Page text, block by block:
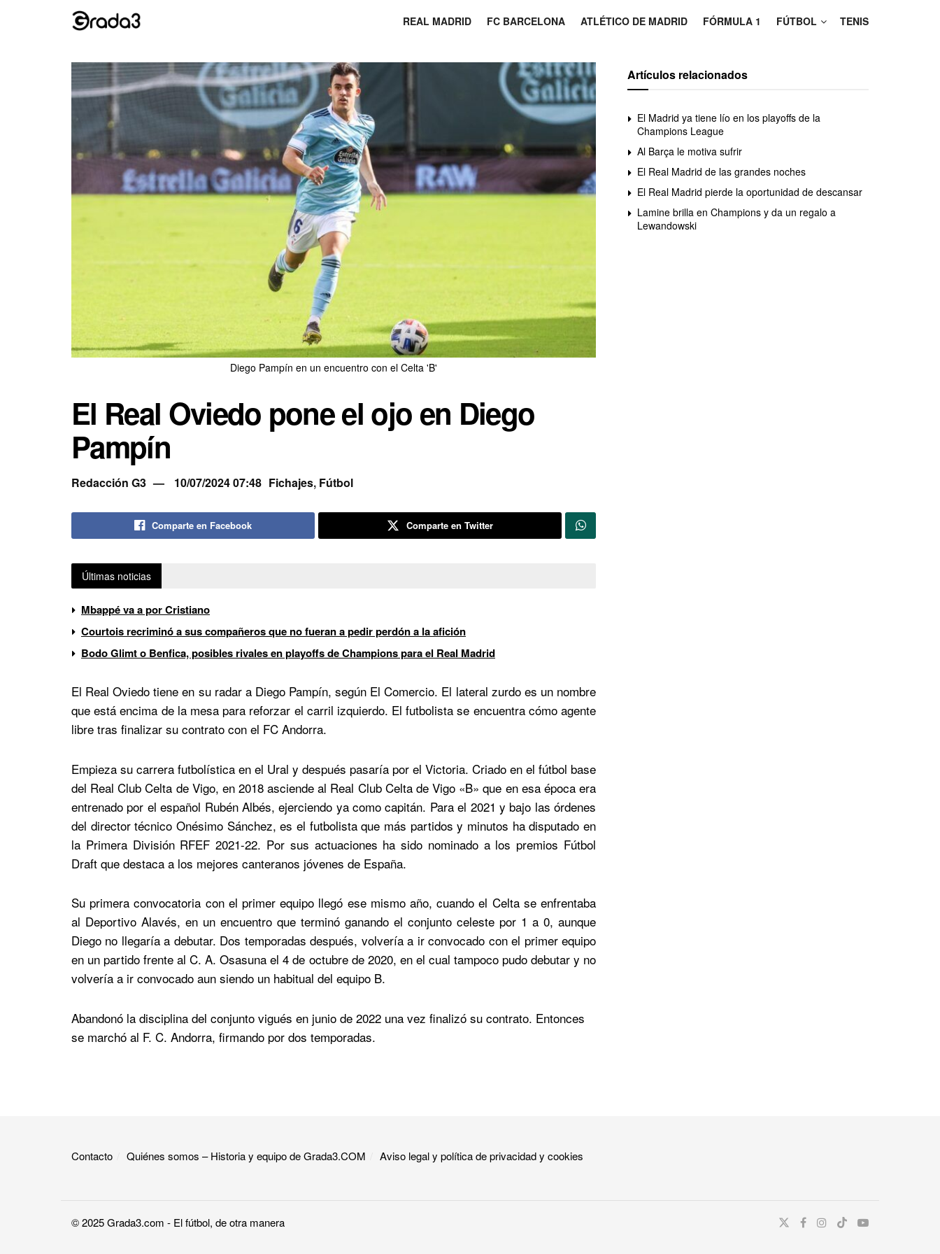
REAL MADRID FC BARCELONA ATLÉTICO DE MADRID FÓRMULA 1 FÚTBOL TENIS
Diego Pampín en un encuentro con el Celta 'B'
El Real Oviedo pone el ojo en Diego
Pampín
Redacción G3 10/07/2024 07:48 Fichajes, Fútbol
Comparte en Facebook Comparte en Twitter
Últimas noticias
Mbappé va a por Cristiano
Courtois recriminó a sus compañeros que no fueran a pedir perdón a la afición
Bodo Glimt o Benfica, posibles rivales en playoffs de Champions para el Real Madrid
El Real Oviedo tiene en su radar a Diego Pampín, según El Comercio. El lateral zurdo es un nombre
que está encima de la mesa para reforzar el carril izquierdo. El futbolista se encuentra cómo agente
libre tras finalizar su contrato con el FC Andorra.
Empieza su carrera futbolística en el Ural y después pasaría por el Victoria. Criado en el fútbol base
del Real Club Celta de Vigo, en 2018 asciende al Real Club Celta de Vigo «B» que en esa época era
entrenado por el español Rubén Albés, ejerciendo ya como capitán.​ Para el 2021 y bajo las órdenes
del director técnico Onésimo Sánchez, es el futbolista que más partidos y minutos ha disputado en
la Primera División RFEF 2021-22.​ Por sus actuaciones ha sido nominado a los premios Fútbol
Draft que destaca a los mejores canteranos jóvenes de España.​
Su primera convocatoria con el primer equipo llegó ese mismo año, cuando el Celta se enfrentaba
al Deportivo Alavés, en un encuentro que terminó ganando el conjunto celeste por 1 a 0, aunque
Diego no llegaría a debutar.​ Dos temporadas después, volvería a ir convocado con el primer equipo
en un partido frente al C. A. Osasuna el 4 de octubre de 2020, en el cual tampoco pudo debutar y no
volvería a ir convocado aun siendo un habitual del equipo B.​
Abandonó la disciplina del conjunto vigués en junio de 2022 una vez finalizó su contrato.​ Entonces
se marchó al F. C. Andorra, firmando por dos temporadas.​
Artículos relacionados
El Madrid ya tiene lío en los playoffs de la
Champions League
Al Barça le motiva sufrir
El Real Madrid de las grandes noches
El Real Madrid pierde la oportunidad de descansar
Lamine brilla en Champions y da un regalo a
Lewandowski
Contacto Quiénes somos – Historia y equipo de Grada3.COM Aviso legal y política de privacidad y cookies​
© 2025Grada3.com - El fútbol, de otra manera